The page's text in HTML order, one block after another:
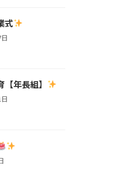
式
年長組】